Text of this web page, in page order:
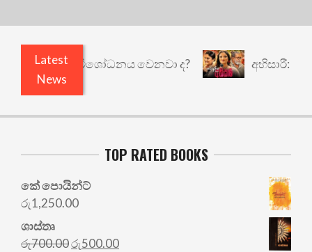
Latest
News
නැත් ද? විශෝධනය වෙනවා ද? අභිසාරී: වෙනත්
TOP RATED BOOKS
කේ පොයින්ට්
රු1,250.00
ශාස්තෘ
රු700.00Original
රු500.00Current